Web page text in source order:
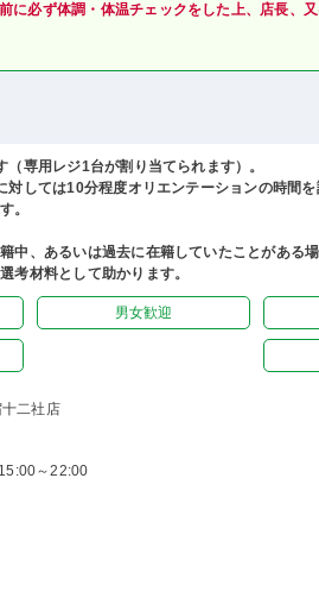
に必ず体調・体温チェックをした上、店長、
専用レジ1台が割り当てられます）。
対しては10分程度オリエンテーションの時間
。
中、あるいは過去に在籍していたことがある
考材料として助かります。
男女歓迎
二社店
～22:00